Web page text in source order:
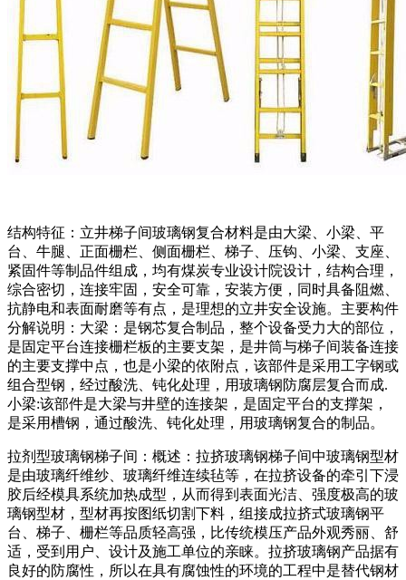
结构特征：立井梯子间玻璃钢复合材料是由大梁、小梁、平
台、牛腿、正面栅栏、侧面栅栏、梯子、压钩、小梁、支座、
紧固件等制品件组成，均有煤炭专业设计院设计，结构合理，
综合密切，连接牢固，安全可靠，安装方便，同时具备阻燃、
抗静电和表面耐磨等有点，是理想的立井安全设施。主要构件
分解说明：大梁：是钢芯复合制品，整个设备受力大的部位，
是固定平台连接栅栏板的主要支架，是井筒与梯子间装备连接
的主要支撑中点，也是小梁的依附点，该部件是采用工字钢或
组合型钢，经过酸洗、钝化处理，用玻璃钢防腐层复合而成.
小梁:该部件是大梁与井壁的连接架，是固定平台的支撑架，
是采用槽钢，通过酸洗、钝化处理，用玻璃钢复合的制品。
拉剂型玻璃钢梯子间：概述：拉挤玻璃钢梯子间中玻璃钢型材
是由玻璃纤维纱、玻璃纤维连续毡等，在拉挤设备的牵引下浸
胶后经模具系统加热成型，从而得到表面光洁、强度极高的玻
璃钢型材，型材再按图纸切割下料，组接成拉挤式玻璃钢平
台、梯子、栅栏等品质轻高强，比传统模压产品外观秀丽、舒
适，受到用户、设计及施工单位的亲睐。拉挤玻璃钢产品据有
良好的防腐性，所以在具有腐蚀性的环境的工程中是替代钢材